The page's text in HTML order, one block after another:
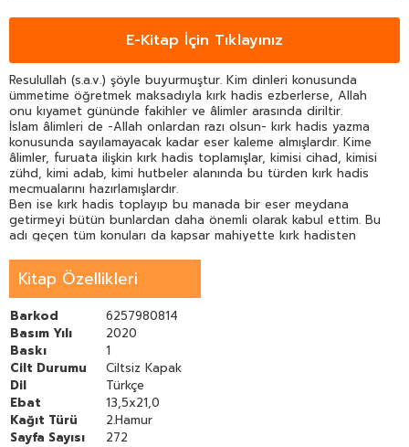
E-Kitap İçin Tıklayınız
Resulullah (s.a.v.) şöyle buyurmuştur. Kim dinleri konusunda
ümmetime öğretmek maksadıyla kırk hadis ezberlerse, Allah
onu kıyamet gününde fakihler ve âlimler arasında diriltir.
İslam âlimleri de -Allah onlardan razı olsun- kırk hadis yazma
konusunda sayılamayacak kadar eser kaleme almışlardır. Kime
âlimler, furuata ilişkin kırk hadis toplamışlar, kimisi cihad, kimisi
zühd, kimi adab, kimi hutbeler alanında bu türden kırk hadis
mecmualarını hazırlamışlardır.
Ben ise kırk hadis toplayıp bu manada bir eser meydana
getirmeyi bütün bunlardan daha önemli olarak kabul ettim. Bu
adı geçen tüm konuları da kapsar mahiyette kırk hadisten
önemli ve dinin temel kuralları ile alakalı olmasını istedim.
Sonra bu hadislerin tümünün sahih hadislerden oluşmasını,
çoğunluğunun da Buhari ve Müslim’de yer alan hadislerden
olmasını istedim. Kolay öğrenilip ezberlenmesi için de hadislerin
senetlerini uzun uzadıya zikretmedim.
Ahiret hayatında mutlu olmayı dileyen her Müslümanın bu
hadisleri öğrenmesi gerekir. Çünkü burada kendilerini
ilgilendirmeyen oldukça geniş kapsamlı hadisler yer almaktadır.
Hemen her taata ilişkin uyarı ihtiva eden bu eserin faydası,
üzerinde düşünülebilen herkes için açıkça görülür.
İmam NEVEVİ
Kitap Özellikleri
Barkod
6257980814
Basım Yılı
2020
Baskı
1
Cilt Durumu
Ciltsiz Kapak
Dil
Türkçe
Ebat
13,5x21,0
Kağıt Türü
2.Hamur
Sayfa Sayısı
272